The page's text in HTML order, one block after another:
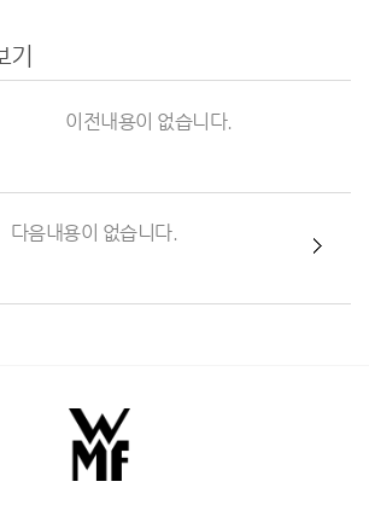
이전내용이 없습니다.
다음내용이 없습니다.